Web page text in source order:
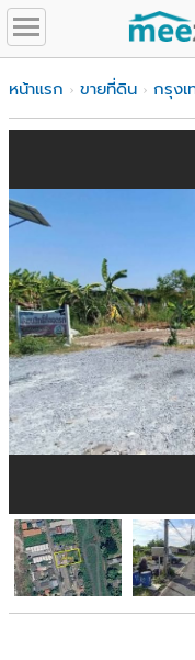
หน้าแรก ขายที่ดิน กรุงเ